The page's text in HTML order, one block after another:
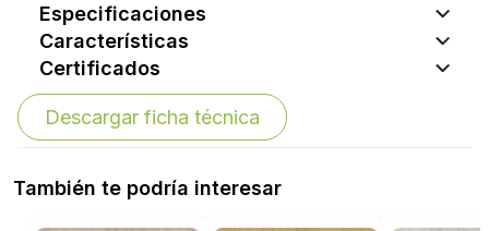
Especificaciones
Características
Certificados
Descargar ficha técnica
También te podría interesar